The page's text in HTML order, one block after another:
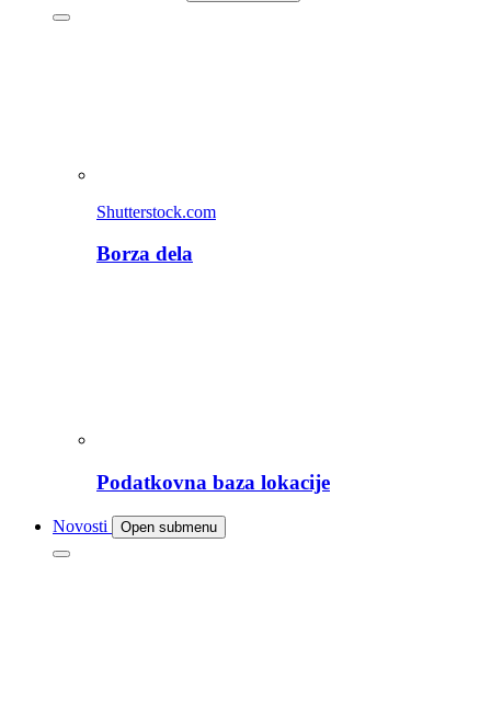
Shutterstock.com
Borza dela
Podatkovna baza lokacije
Novosti Open submenu